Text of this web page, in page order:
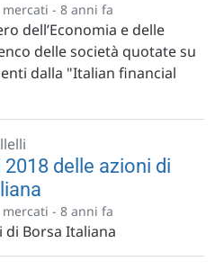
- 8 anni fa
dell’Economia e delle
delle società quotate su
dalla "Italian financial
2018 delle azioni di
- 8 anni fa
di Borsa Italiana